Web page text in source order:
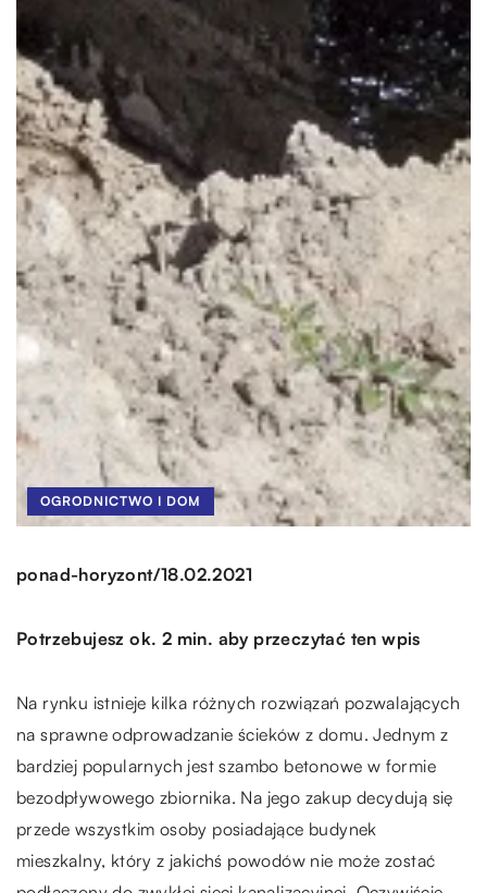
OGRODNICTWO I DOM
ponad-horyzont/18.02.2021
Potrzebujesz ok. 2 min. aby przeczytać ten wpis
Na rynku istnieje kilka różnych rozwiązań pozwalających
na sprawne odprowadzanie ścieków z domu. Jednym z
bardziej popularnych jest szambo betonowe w formie
bezodpływowego zbiornika. Na jego zakup decydują się
przede wszystkim osoby posiadające budynek
mieszkalny, który z jakichś powodów nie może zostać